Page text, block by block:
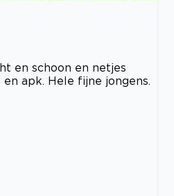
en schoon en netjes
apk. Hele fijne jongens.